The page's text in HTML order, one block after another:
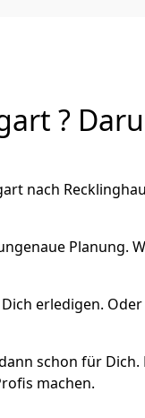
?
nach
Planung.
erledigen.
schon für
machen.